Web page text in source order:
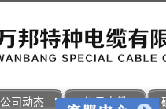
公司动态 信号电缆